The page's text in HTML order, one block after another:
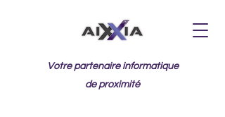
Votre partenaire informatique
de proximité